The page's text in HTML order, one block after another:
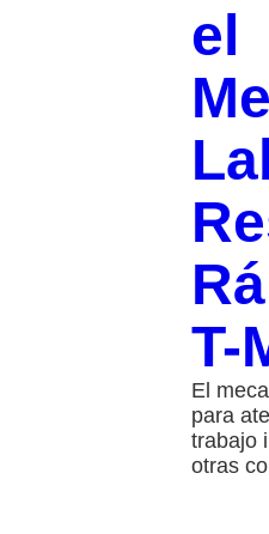
el
T-
El
para
trabajo
otras